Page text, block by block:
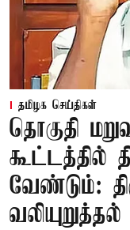
தமிழக செய்திகள்
தொகுதி
கூட்டத்தில்
வேண்டும்:
வலியுறுத்தல்